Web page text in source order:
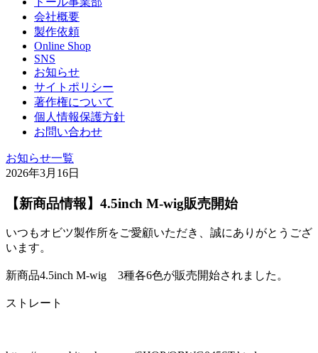
会社概要
製作依頼
Online Shop
SNS
お知らせ
サイトポリシー
著作権について
個人情報保護方針
お問い合わせ
お知らせ一覧
2026年3月16日
【新商品情報】4.5inch M-wig販売開始
いつもオビツ製作所をご愛顧いただき、誠にありがとうござ
います。
新商品4.5inch M-wig 3種各6色が販売開始されました。
ストレート